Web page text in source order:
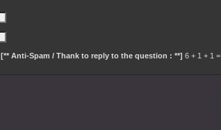
[** Anti-Spam / Thank to reply to the question : **] 6 + 1 + 1 =